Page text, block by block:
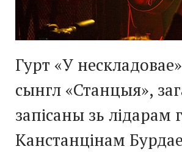
Гурт «У
сынгл «Станцыя»,
запісаны зь лідарам
Канстанцінам